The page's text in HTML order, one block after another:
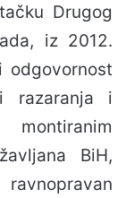
Drugog
iz 2012.
odgovornost
razaranja i
montiranim
BiH,